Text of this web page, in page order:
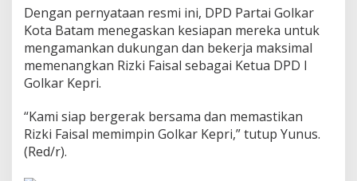
Dengan pernyataan resmi ini, DPD Partai Golkar
Kota Batam menegaskan kesiapan mereka untuk
mengamankan dukungan dan bekerja maksimal
memenangkan Rizki Faisal sebagai Ketua DPD I
Golkar Kepri.
“Kami siap bergerak bersama dan memastikan
Rizki Faisal memimpin Golkar Kepri,” tutup Yunus.
(Red/r).